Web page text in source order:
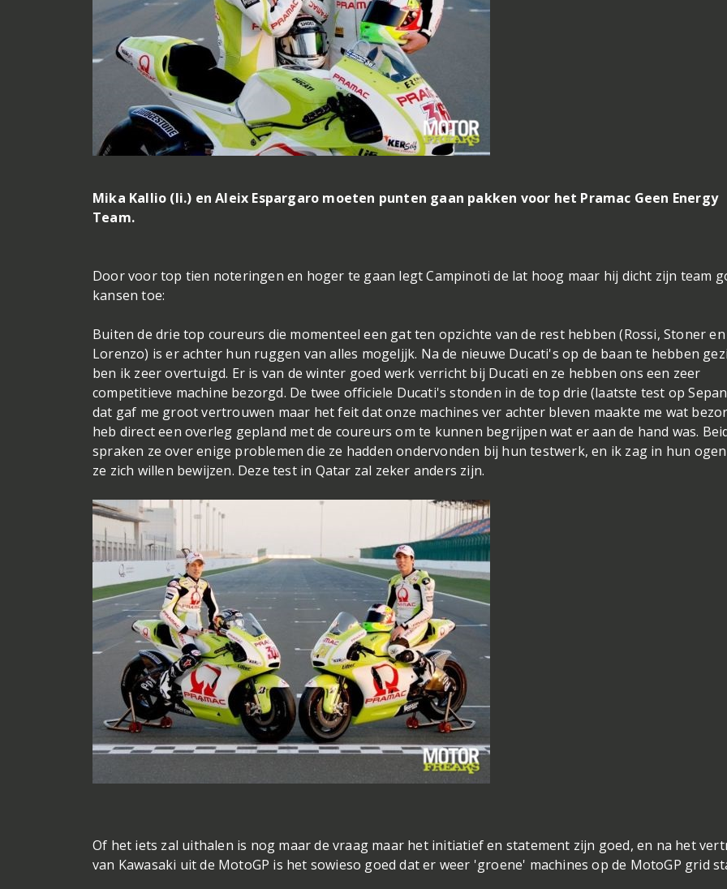
Mika Kallio (li.) en Aleix Espargaro moeten punten gaan pakken voor het Pramac Geen Energy
Team.
Door voor top tien noteringen en hoger te gaan legt Campinoti de lat hoog maar hij dicht zijn team
kansen toe:
Buiten de drie top coureurs die momenteel een gat ten opzichte van de rest hebben (Rossi, Stoner en
Lorenzo) is er achter hun ruggen van alles mogeljjk. Na de nieuwe Ducati's op de baan te hebben
ben ik zeer overtuigd. Er is van de winter goed werk verricht bij Ducati en ze hebben ons een zeer
competitieve machine bezorgd. De twee officiele Ducati's stonden in de top drie (laatste test op
dat gaf me groot vertrouwen maar het feit dat onze machines ver achter bleven maakte me wat
heb direct een overleg gepland met de coureurs om te kunnen begrijpen wat er aan de hand was.
spraken ze over enige problemen die ze hadden ondervonden bij hun testwerk, en ik zag in hun
ze zich willen bewijzen. Deze test in Qatar zal zeker anders zijn.
Of het iets zal uithalen is nog maar de vraag maar het initiatief en statement zijn goed, en na het
van Kawasaki uit de MotoGP is het sowieso goed dat er weer 'groene' machines op de MotoGP grid